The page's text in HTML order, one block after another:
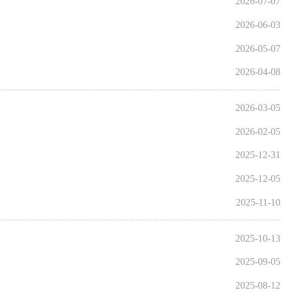
2026-06-03
2026-05-07
2026-04-08
2026-03-05
2026-02-05
2025-12-31
2025-12-05
2025-11-10
2025-10-13
2025-09-05
2025-08-12